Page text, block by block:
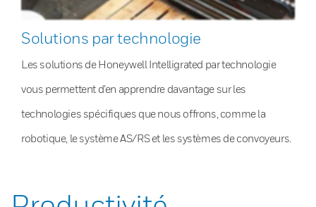
Solutions par technologie
Les solutions de Honeywell Intelligrated par technologie
vous permettent d’en apprendre davantage sur les
technologies spécifiques que nous offrons, comme la
robotique, le système AS/RS et les systèmes de convoyeurs.